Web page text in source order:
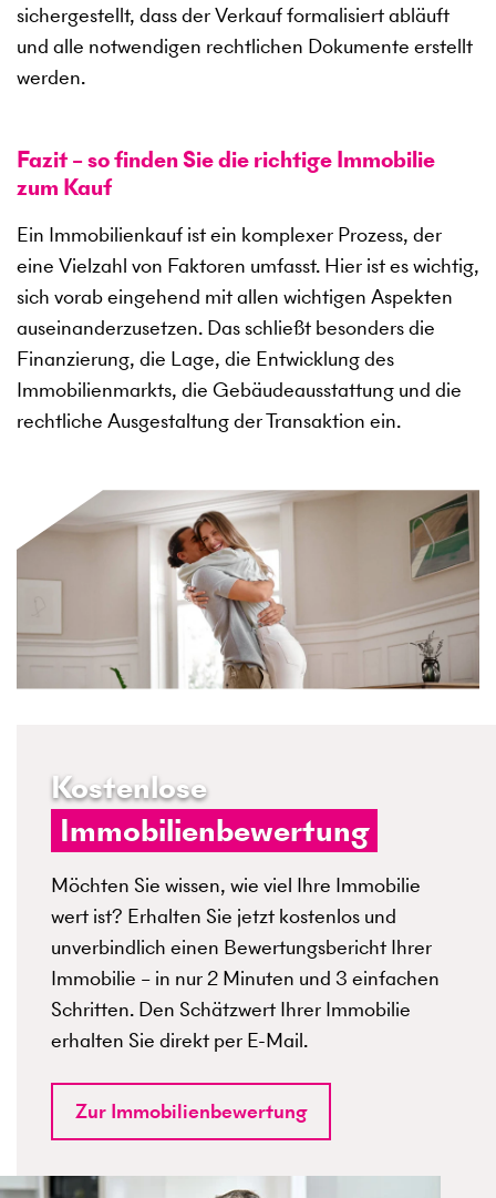
sichergestellt, dass der Verkauf formalisiert abläuft
und alle notwendigen rechtlichen Dokumente erstellt
werden.
Fazit – so finden Sie die richtige Immobilie
zum Kauf
Ein Immobilienkauf ist ein komplexer Prozess, der
eine Vielzahl von Faktoren umfasst. Hier ist es wichtig,
sich vorab eingehend mit allen wichtigen Aspekten
auseinanderzusetzen. Das schließt besonders die
Finanzierung, die Lage, die Entwicklung des
Immobilienmarkts, die Gebäudeausstattung und die
rechtliche Ausgestaltung der Transaktion ein.
Kostenlose
Immobilienbewertung
Möchten Sie wissen, wie viel Ihre Immobilie
wert ist? Erhalten Sie jetzt kostenlos und
unverbindlich einen Bewertungsbericht Ihrer
Immobilie – in nur 2 Minuten und 3 einfachen
Schritten. Den Schätzwert Ihrer Immobilie
erhalten Sie direkt per E-Mail.
Zur Immobilienbewertung